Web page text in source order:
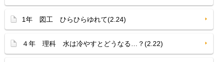
1年 図工 ひらひらゆれて(2.24)
４年 理科 水は冷やすとどうなる…？(2.22)